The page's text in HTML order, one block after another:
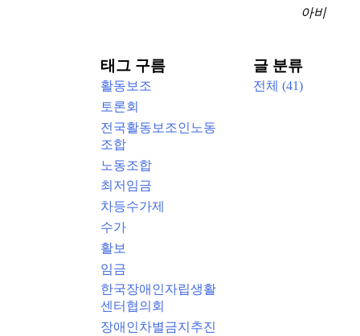
아비
태그 구름
활동보조
토론회
전국활동보조인노동
조합
노동조합
최저임금
차등수가제
수가
활보
임금
한국장애인자립생활
센터협의회
장애인차별금지추진
글 분류
전체 (41)